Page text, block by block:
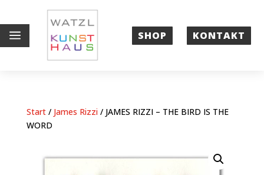
a SHOP KONTAKT
Start/ James Rizzi/ JAMES RIZZI – THE BIRD IS THE
WORD